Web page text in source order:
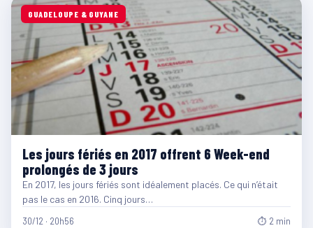
GUADELOUPE & GUYANE
Les jours fériés en 2017 offrent 6 Week-end
prolongés de 3 jours
En 2017, les jours fériés sont idéalement placés. Ce qui n’était
pas le cas en 2016. Cinq jours…
30/12 · 20h56 ⏱ 2 min